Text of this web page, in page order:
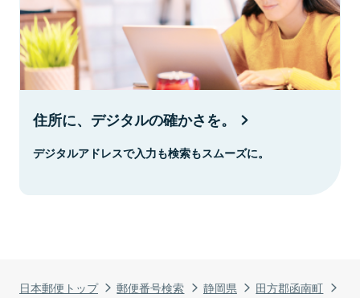
日本郵便トップ 郵便番号検索 静岡県
田方郡函南町
住所に、デジタルの確かさを。
デジタルアドレスで入力も検索もスムーズに。